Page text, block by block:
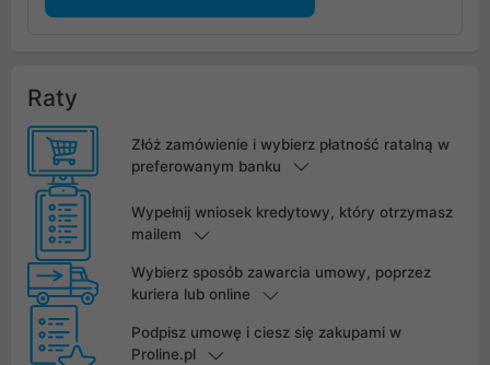
Raty
Złóż zamówienie i wybierz płatność ratalną w
preferowanym banku
Wypełnij wniosek kredytowy, który otrzymasz
mailem
Wybierz sposób zawarcia umowy, poprzez
kuriera lub online
Podpisz umowę i ciesz się zakupami w
Proline.pl